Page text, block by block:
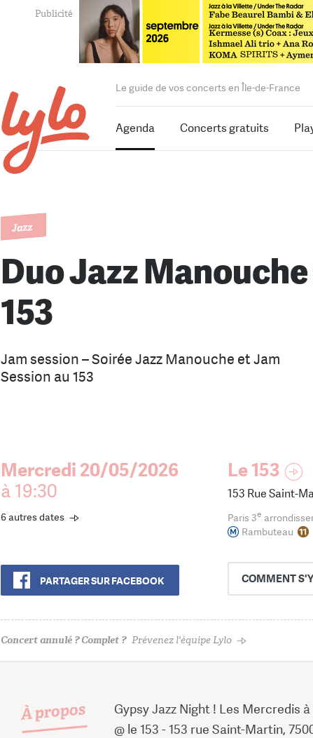
Le guide de vos concerts en Île-de-France
Agenda Concerts gratuits
Jazz
Duo Jazz
153
Jam session – Soirée Jazz Manouche et Jam
Session au 153
Mercredi 20/05/2026
à 19:30
6 autres dates
PARTAGER SUR FACEBOOK
Le 153
153 Rue Saint-
Paris 3e
Rambuteau
COMMENT
Concert annulé ? Complet ? Prévenez l'équipe Lylo
À propos
Gypsy Jazz Night ! Les Mercredis à
@ le 153 - 153 rue Saint-Martin,